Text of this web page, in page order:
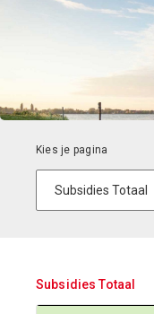
Subsidies Totaal